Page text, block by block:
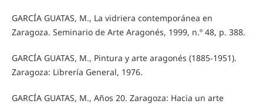
GARCÍA GUATAS, M., La vidriera contemporánea en
Zaragoza. Seminario de Arte Aragonés, 1999, n.º 48, p. 388.
GARCÍA GUATAS, M., Pintura y arte aragonés (1885-1951).
Zaragoza: Librería General, 1976.
GARCÍA GUATAS, M., Años 20. Zaragoza: Hacia un arte